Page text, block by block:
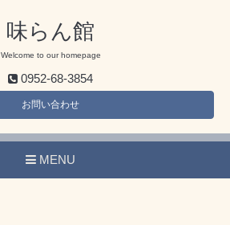
味らん館
Welcome to our homepage
0952-68-3854
お問い合わせ
MENU